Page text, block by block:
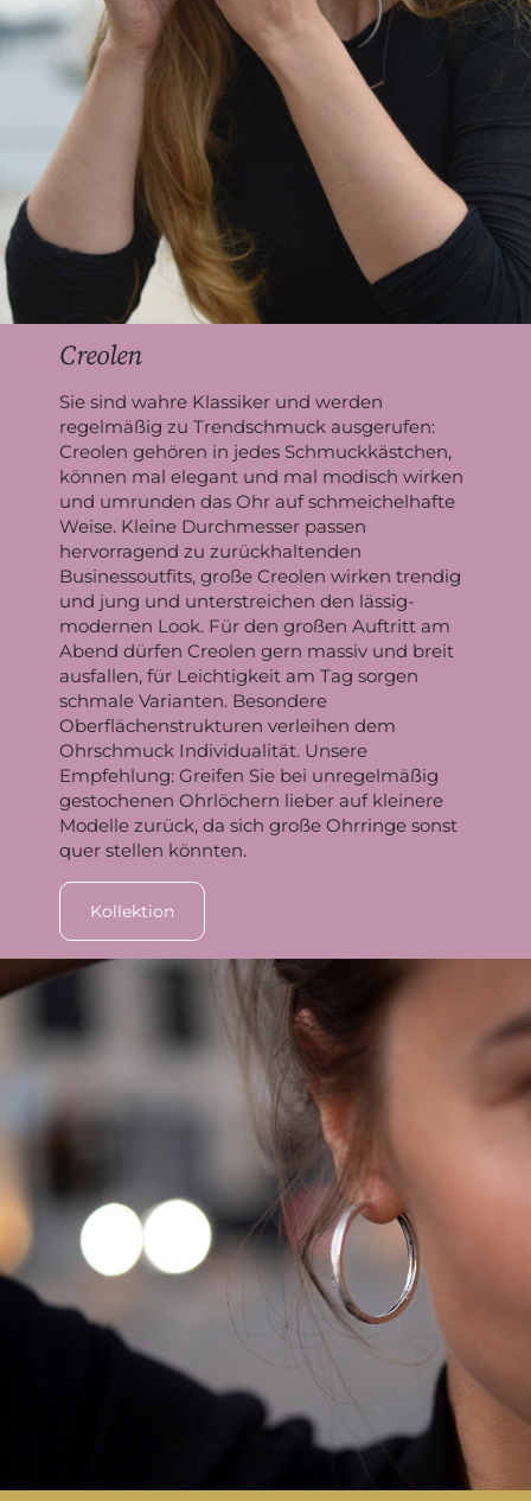
Creolen
Sie sind wahre Klassiker und werden
regelmäßig zu Trendschmuck ausgerufen:
Creolen gehören in jedes Schmuckkästchen,
können mal elegant und mal modisch wirken
und umrunden das Ohr auf schmeichelhafte
Weise. Kleine Durchmesser passen
hervorragend zu zurückhaltenden
Businessoutfits, große Creolen wirken trendig
und jung und unterstreichen den lässig-
modernen Look. Für den großen Auftritt am
Abend dürfen Creolen gern massiv und breit
ausfallen, für Leichtigkeit am Tag sorgen
schmale Varianten. Besondere
Oberflächenstrukturen verleihen dem
Ohrschmuck Individualität. Unsere
Empfehlung: Greifen Sie bei unregelmäßig
gestochenen Ohrlöchern lieber auf kleinere
Modelle zurück, da sich große Ohrringe sonst
quer stellen könnten.
Kollektion